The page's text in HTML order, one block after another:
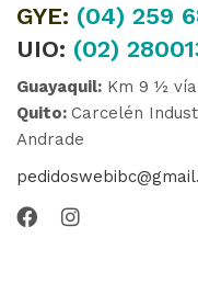
GYE: (04) 259
UIO: (02)
Guayaquil: Km 9 ½
Quito: Carcelén
Andrade